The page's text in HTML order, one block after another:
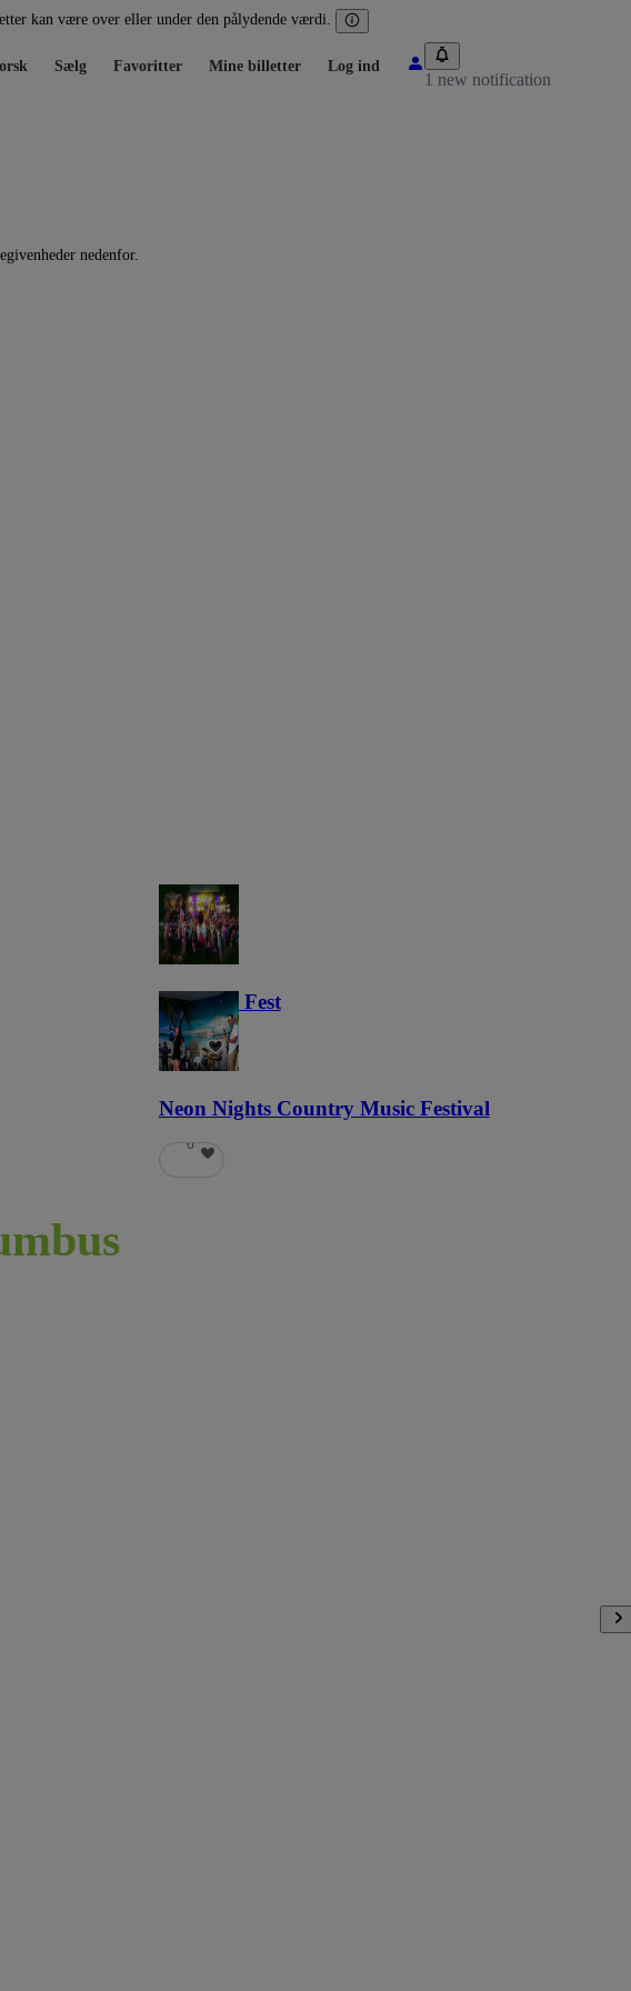
kan være over eller under den pålydende værdi.
Sælg Favoritter Mine billetter Log ind
1 new notification
nedenfor.
Haunted Fest
58
Neon Nights Country Music Festival
6